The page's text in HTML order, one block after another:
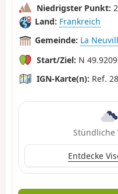
Niedrigster Punkt:
Land: Frankreich
Gemeinde: La
Start/Ziel: N
IGN-Karte(n): Ref.
Stündliche
Entdecke